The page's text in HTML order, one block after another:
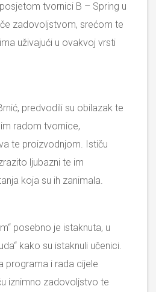
tvornici B – Spring u
zadovoljstvom, srećom te
uživajući u ovakvoj vrsti
predvodili su obilazak te
radom tvornice,
te proizvodnjom. Ističu
ljubazni te im
koja su ih zanimala.
posebno je istaknuta, u
kako su istaknuli učenici.
programa i rada cijele
iznimno zadovoljstvo te